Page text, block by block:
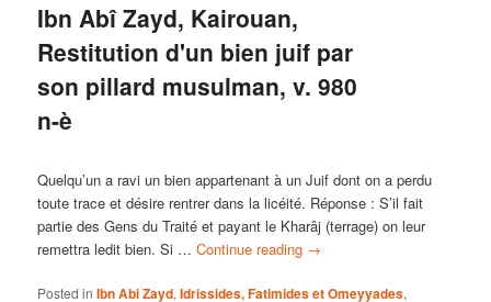
Ibn Abî Zayd, Kairouan,
Restitution d'un bien juif par
son pillard musulman, v. 980
n-è
Quelqu’un a ravi un bien appartenant à un Juif dont on a perdu
toute trace et désire rentrer dans la licéité. Réponse : S’il fait
partie des Gens du Traité et payant le Kharâj (terrage) on leur
remettra ledit bien. Si …Continue reading →
Posted in Ibn Abi Zayd,Idrissides, Fatimides et Omeyyades,